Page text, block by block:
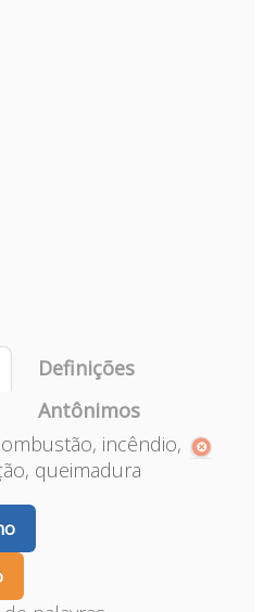
Definições
Antônimos
incêndio,
queimadura